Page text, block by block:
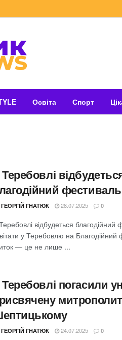
Освіта Спорт
фестиваль
ГЕОРГІЙ ГНАТЮК 28.07.2025 0
відбудеться
у Теребовлю на
— це не лише ...
погасили
ГЕОРГІЙ ГНАТЮК 24.07.2025 0